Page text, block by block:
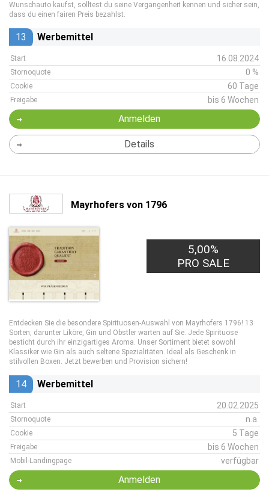
Wunschauto kaufst, solltest du seine Vergangenheit kennen und sicher sein,
dass du einen fairen Preis bezahlst.
13 Werbemittel
Start 16.08.2024
Stornoquote 0 %
Cookie 60 Tage
Freigabe bis 6 Wochen
Anmelden
Details
Mayrhofers von 1796
5,00%
PRO SALE
Entdecken Sie die besondere Spirituosen-Auswahl von Mayrhofers 1796! 13
Sorten, darunter Liköre, Gin und Obstler warten auf Sie. Jede Spirituose
besticht durch ihr einzigartiges Aroma. Unser Sortiment bietet sowohl
Klassiker wie Gin als auch seltene Spezialitäten. Ideal als Geschenk in
stilvollen Boxen. Jetzt bewerben und Provision sichern!
14 Werbemittel
Start 20.02.2025
Stornoquote n.a.
Cookie 5 Tage
Freigabe bis 6 Wochen
Mobil-Landingpage verfügbar
Anmelden